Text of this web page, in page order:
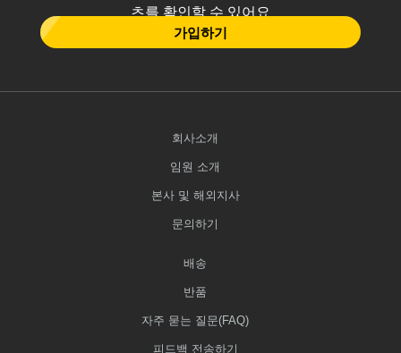
츠를 확인할 수 있어요
가입하기
회사소개
임원 소개
본사 및 해외지사
문의하기
배송
반품
자주 묻는 질문(FAQ)
피드백 전송하기